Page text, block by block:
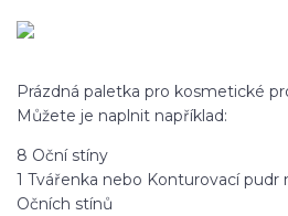
Prázdná paletka pro kosmetické
Můžete je naplnit například:
8 Oční stíny
1 Tvářenka nebo Konturovací pudr
Očních stínů